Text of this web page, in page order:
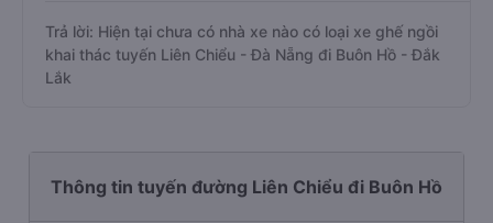
Trả lời: Hiện tại chưa có nhà xe nào có loại xe ghế ngồi
khai thác tuyến Liên Chiểu - Đà Nẵng đi Buôn Hồ - Đắk
Lắk
Thông tin tuyến đường Liên Chiểu đi Buôn Hồ